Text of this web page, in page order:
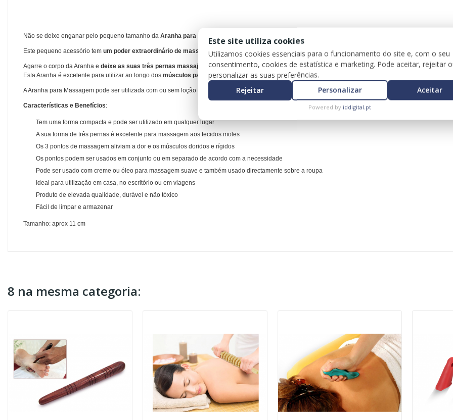
Não se deixe enganar pelo pequeno tamanho da Aranha para Massagem
Este pequeno acessório tem um poder extraordinário de massagem.
Agarre o corpo da Aranha e deixe as suas três pernas massajar relaxadamente qualquer grupo muscular.
Esta Aranha é excelente para utilizar ao longo dos músculos paravertebrais, ombros e região lombar.
A Aranha para Massagem pode ser utilizada com ou sem loção durante a massagem.
Características e Benefícios:
Tem uma forma compacta e pode ser utilizado em qualquer lugar
A sua forma de três pernas é excelente para massagem aos tecidos moles
Os 3 pontos de massagem aliviam a dor e os músculos doridos e rígidos
Os pontos podem ser usados em conjunto ou em separado de acordo com a necessidade
Pode ser usado com creme ou óleo para massagem suave e também usado directamente sobre a roupa
Ideal para utilização em casa, no escritório ou em viagens
Produto de elevada qualidade, durável e não tóxico
Fácil de limpar e armazenar
Tamanho: aprox 11 cm
8 na mesma categoria:
Este site utiliza cookies
Utilizamos cookies essenciais para o funcionamento do site e, com o seu
consentimento, cookies de estatística e marketing. Pode aceitar, rejeitar
personalizar as suas preferências.
Rejeitar
Personalizar Aceitar
Powered by iddigital.pt